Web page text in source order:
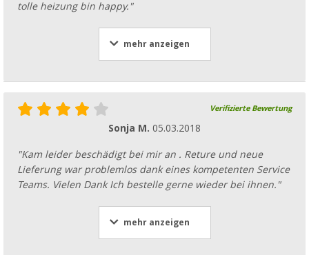
tolle heizung bin happy."
mehr anzeigen
Verifizierte Bewertung
Sonja M. 05.03.2018
"Kam leider beschädigt bei mir an . Reture und neue
Lieferung war problemlos dank eines kompetenten Service
Teams. Vielen Dank Ich bestelle gerne wieder bei ihnen."
mehr anzeigen